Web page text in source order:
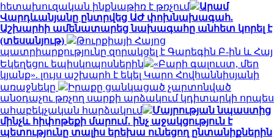
հետախուզական ինքնաթիռ է թռչում
Արամ
Վարդևանյանը ընտրվեց ԱԺ փոխնախագահ.
Աշխարհի ամենատարեց նախագահը անհետ կորել է
(տեսանյութ)
Թուրքիայի Հայոց
պատրիարքությունը զորակցել է Գարեգին Բ-ին և Հայ
Եկեղեցու եպիսկոպոսներին
«Բարի գալուստ, մեր
կյանք». լույս աշխարհ է եկել Կարո Հովհաննիսյանի
առաջնեկը
Իրաքը ցանկացած չարտոնված
անօդաչու թռչող սարքի արձակում կդիտարկի որպես
ահաբեկչական հարձակում
Մայրության նպաստից
մինչև հիփոթեքի մարում․ ինչ աջակցություն է
պետությունը տալիս երեխա ունեցող ընտանիքներին